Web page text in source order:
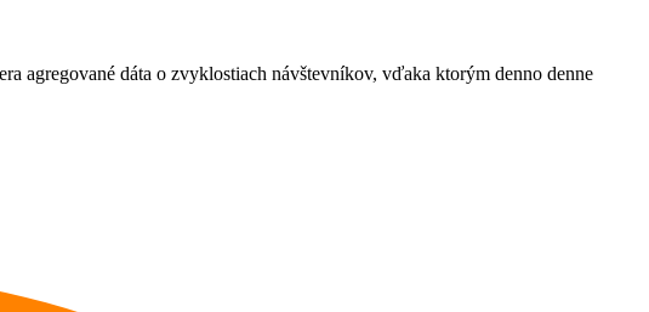
agregované dáta o zvyklostiach návštevníkov, vďaka ktorým denno denne